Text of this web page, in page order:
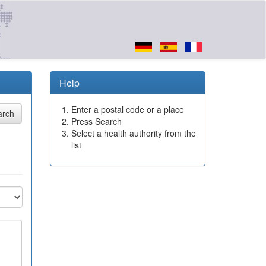
Help
Enter a postal code or a place
Press Search
Select a health authority from the
list